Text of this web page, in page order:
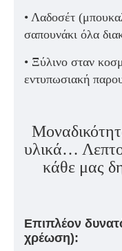
• Λαδοσέτ
σαπουνάκι όλα
• Ξύλινο σταν
εντυπωσιακή
υλικά…
κάθε μας
Επιπλέον
χρέωση):